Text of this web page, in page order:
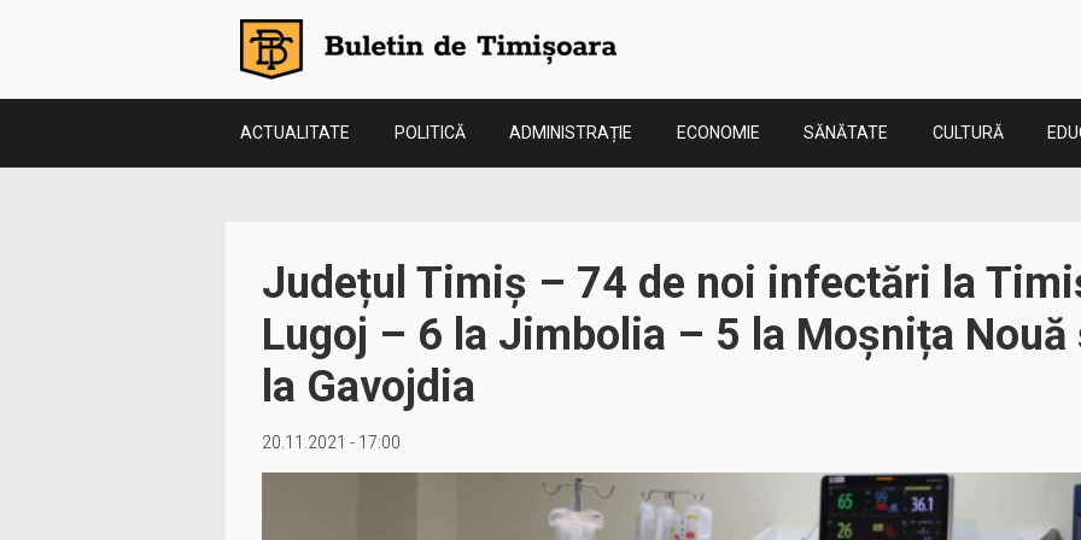
ACTUALITATE POLITICĂ ADMINISTRAȚIE ECONOMIE SĂNĂTATE CULTURĂ
Județul Timiș – 74 de noi infectări la
Lugoj – 6 la Jimbolia – 5 la Moșnița Nouă
la Gavojdia
20.11.2021 - 17:00